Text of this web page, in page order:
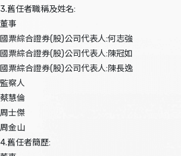
3.舊任者職稱及姓名:
董事
國票綜合證券(股)公司代表人:何志強
國票綜合證券(股)公司代表人:陳冠如
國票綜合證券(股)公司代表人:陳長逸
監察人
蔡慧倫
周士傑
周金山
4.舊任者簡歷: